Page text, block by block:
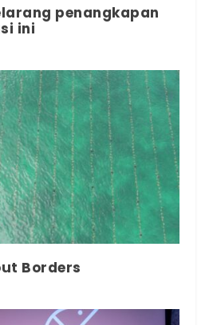
penangkapan
ini
Borders